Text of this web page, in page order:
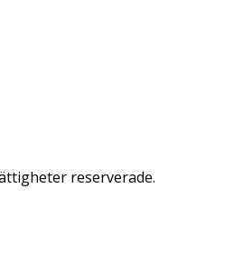
reserverade.